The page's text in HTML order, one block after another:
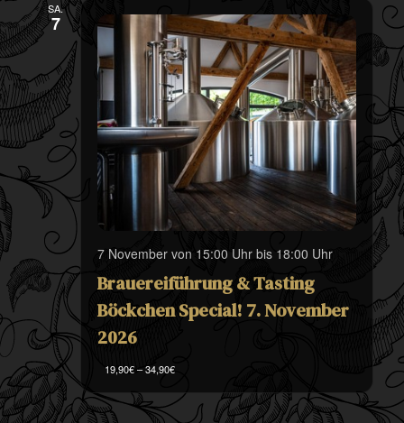
SA.
7
Brauereiführung & Tasting
Böckchen Special! 7. November
2026
7 November von 15:00 Uhrbis 18:00 Uhr
19,90€ – 34,90€